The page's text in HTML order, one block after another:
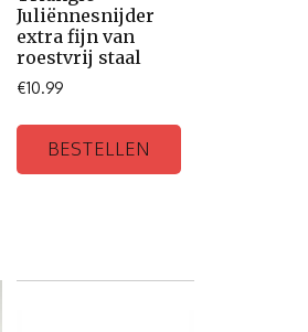
Juliënnesnijder
extra fijn van
roestvrij staal
€10.99
BESTELLEN